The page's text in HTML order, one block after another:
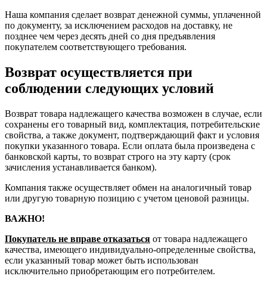
Наша компания сделает возврат денежной суммы, уплаченной
по документу, за исключением расходов на доставку, не
позднее чем через десять дней со дня предъявления
покупателем соответствующего требования.
Возврат осуществляется при
соблюдении следующих условий
Возврат товара надлежащего качества возможен в случае, если
сохранены его товарный вид, комплектация, потребительские
свойства, а также документ, подтверждающий факт и условия
покупки указанного товара. Если оплата была произведена с
банковской карты, то возврат строго на эту карту (срок
зачисления устанавливается банком).
Компания также осуществляет обмен на аналогичный товар
или другую товарную позицию с учетом ценовой разницы.
ВАЖНО!
Покупатель не вправе отказаться от товара надлежащего
качества, имеющего индивидуально-определенные свойства,
если указанный товар может быть использован
исключительно приобретающим его потребителем.